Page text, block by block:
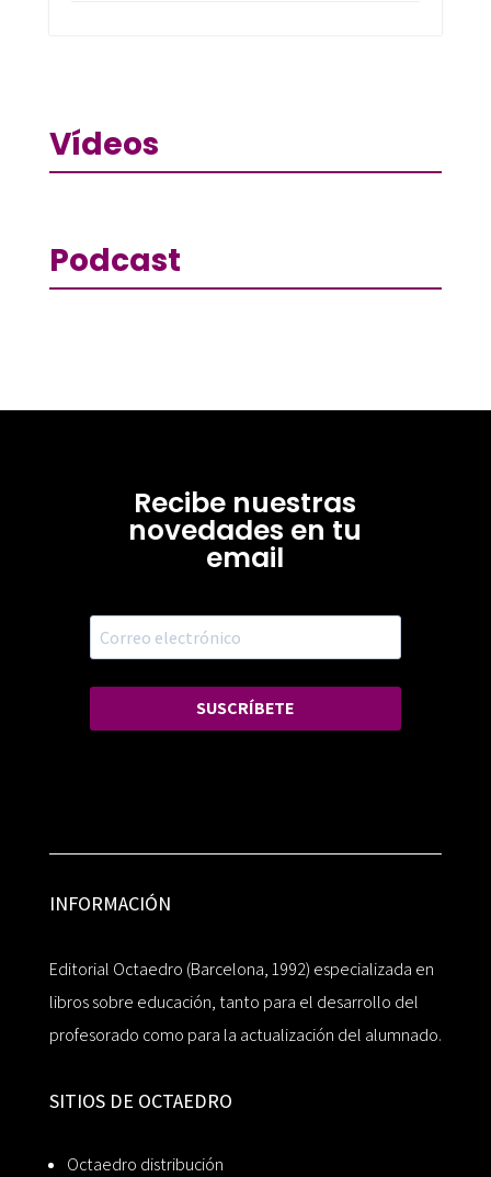
Vídeos
Podcast
Recibe nuestras
novedades en tu
email
SUSCRÍBETE
INFORMACIÓN
Editorial Octaedro (Barcelona, 1992) especializada en
libros sobre educación, tanto para el desarrollo del
profesorado como para la actualización del alumnado.
SITIOS DE OCTAEDRO
Octaedro distribución